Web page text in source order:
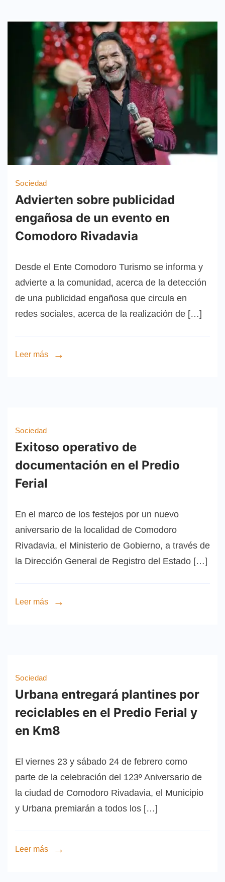
Sociedad
Advierten sobre publicidad
engañosa de un evento en
Comodoro Rivadavia
Desde el Ente Comodoro Turismo se informa y
advierte a la comunidad, acerca de la detección
de una publicidad engañosa que circula en
redes sociales, acerca de la realización de […]
Leer más
Sociedad
Exitoso operativo de
documentación en el Predio
Ferial
En el marco de los festejos por un nuevo
aniversario de la localidad de Comodoro
Rivadavia, el Ministerio de Gobierno, a través de
la Dirección General de Registro del Estado […]
Leer más
Sociedad
Urbana entregará plantines por
reciclables en el Predio Ferial y
en Km8
El viernes 23 y sábado 24 de febrero como
parte de la celebración del 123º Aniversario de
la ciudad de Comodoro Rivadavia, el Municipio
y Urbana premiarán a todos los […]
Leer más